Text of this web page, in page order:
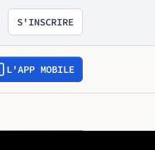
S'INSCRIRE
L'APP MOBILE